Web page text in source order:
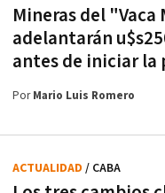
Mineras del
adelantarán
antes de iniciar la
PorMario Luis Romero
ACTUALIDAD / CABA